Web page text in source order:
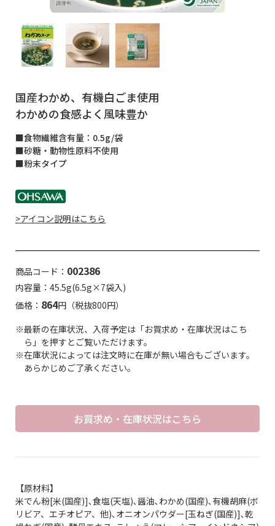
国産わかめ、有機白ごま使用
わかめの食感よく風味豊か
■食物繊維含有量：0.5g/袋
■砂糖・動物性原料不使用
■粉末タイプ
>アイコン説明はこちら
商品コード： 002386
内容量：45.5g(6.5g×7袋入)
価格： 864円（税抜800円）
※最新の在庫状況、入荷予定は「お買求め・在庫状況はこち
ら」を押すとご覧いただけます。
※在庫状況によっては注文時に在庫が無い場合もございます。
あらかじめご了承ください。
お買求め・在庫状況はこちら
【原材料】
米でん粉[米(国産)]､食塩(天塩)､醤油､わかめ(国産)､有機胡麻(ボ
リビア、エチオピア、他)､オニオンパウダー[玉ねぎ(国産)]､乾